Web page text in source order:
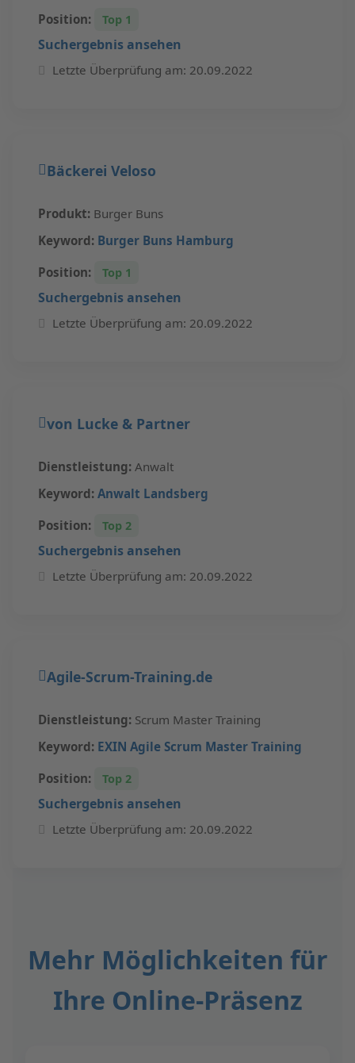
Position: Top 1
Suchergebnis ansehen
Produkt: Burger Buns
Position: Top 1
Suchergebnis ansehen
Dienstleistung: Anwalt
Position: Top 2
Suchergebnis ansehen
Dienstleistung: Scrum Master Training
Position: Top 2
Suchergebnis ansehen
Mehr Möglichkeiten für
Ihre Online-Präsenz